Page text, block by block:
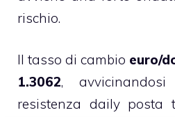
rischio.
Il tasso di cambio euro/
1.3062,
resistenza daily posta